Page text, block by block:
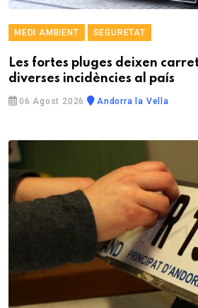
MEDI AMBIENT SEGURETAT
Les fortes pluges deixen
diverses incidències al país
06 Agost 2026 Andorra la Vella